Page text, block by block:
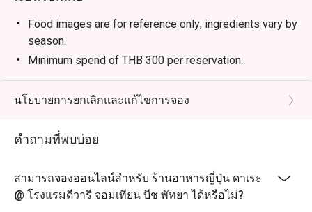
Food images are for reference only; ingredients vary by
season.
Minimum spend of THB 300 per reservation.
นโยบายการยกเลิกและแก้ไขการจอง
คำถามที่พบบ่อย
สามารถจองออนไลน์สำหรับ ร้านอาหารญี่ปุ่น ดาเระ
@ โรงแรมดีวารี จอมเทียน บีช พัทยา ได้หรือไม่?